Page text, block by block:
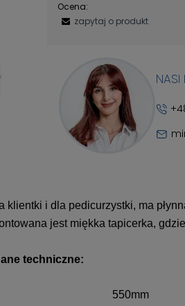
Ocena:
zapytaj o produkt
NASI
i dla pedicurzystki, ma
jest miękka tapicerka,
techniczne:
550mm